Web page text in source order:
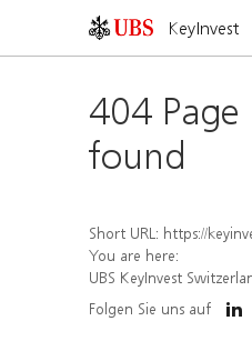
KeyInvest
404
found
Short URL: https://keyinvest-
You are here:
UBS KeyInvest
Folgen Sie uns auf